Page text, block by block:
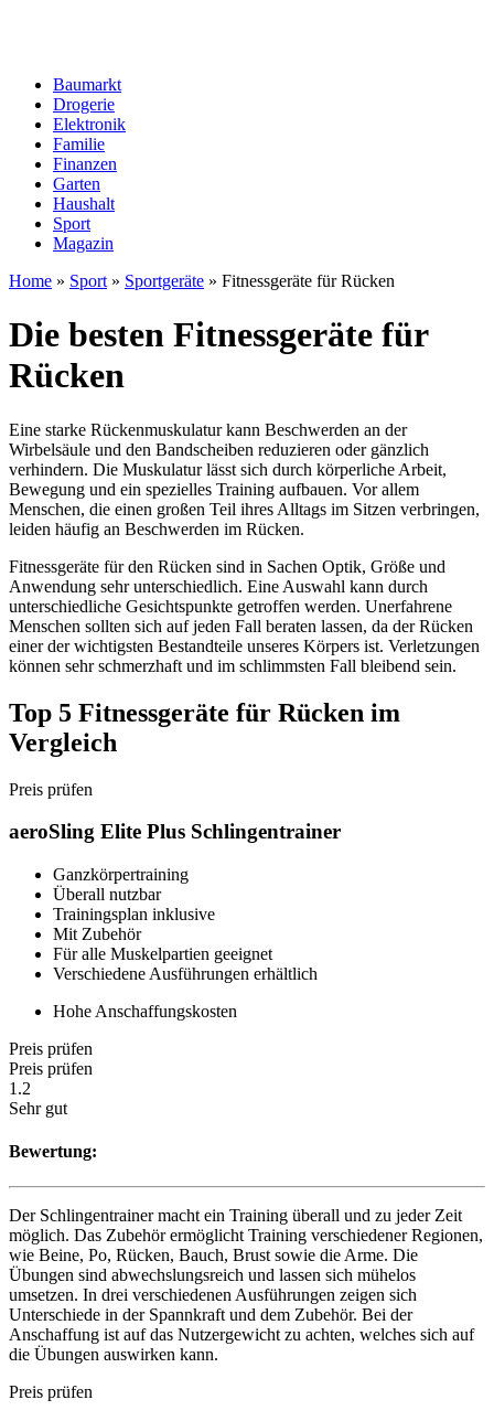
Baumarkt
Drogerie
Elektronik
Familie
Finanzen
Garten
Haushalt
Sport
Magazin
Home » Sport » Sportgeräte » Fitnessgeräte für Rücken
Die besten Fitnessgeräte für
Rücken
Eine starke Rückenmuskulatur kann Beschwerden an der
Wirbelsäule und den Bandscheiben reduzieren oder gänzlich
verhindern. Die Muskulatur lässt sich durch körperliche Arbeit,
Bewegung und ein spezielles Training aufbauen. Vor allem
Menschen, die einen großen Teil ihres Alltags im Sitzen verbringen,
leiden häufig an Beschwerden im Rücken.
Fitnessgeräte für den Rücken sind in Sachen Optik, Größe und
Anwendung sehr unterschiedlich. Eine Auswahl kann durch
unterschiedliche Gesichtspunkte getroffen werden. Unerfahrene
Menschen sollten sich auf jeden Fall beraten lassen, da der Rücken
einer der wichtigsten Bestandteile unseres Körpers ist. Verletzungen
können sehr schmerzhaft und im schlimmsten Fall bleibend sein.
Top 5 Fitnessgeräte für Rücken im
Vergleich
Preis prüfen
aeroSling Elite Plus Schlingentrainer
Ganzkörpertraining
Überall nutzbar
Trainingsplan inklusive
Mit Zubehör
Für alle Muskelpartien geeignet
Verschiedene Ausführungen erhältlich
Hohe Anschaffungskosten
Preis prüfen
Preis prüfen
1.2
Sehr gut
Bewertung:
Der Schlingentrainer macht ein Training überall und zu jeder Zeit
möglich. Das Zubehör ermöglicht Training verschiedener Regionen,
wie Beine, Po, Rücken, Bauch, Brust sowie die Arme. Die
Übungen sind abwechslungsreich und lassen sich mühelos
umsetzen. In drei verschiedenen Ausführungen zeigen sich
Unterschiede in der Spannkraft und dem Zubehör. Bei der
Anschaffung ist auf das Nutzergewicht zu achten, welches sich auf
die Übungen auswirken kann.
Preis prüfen